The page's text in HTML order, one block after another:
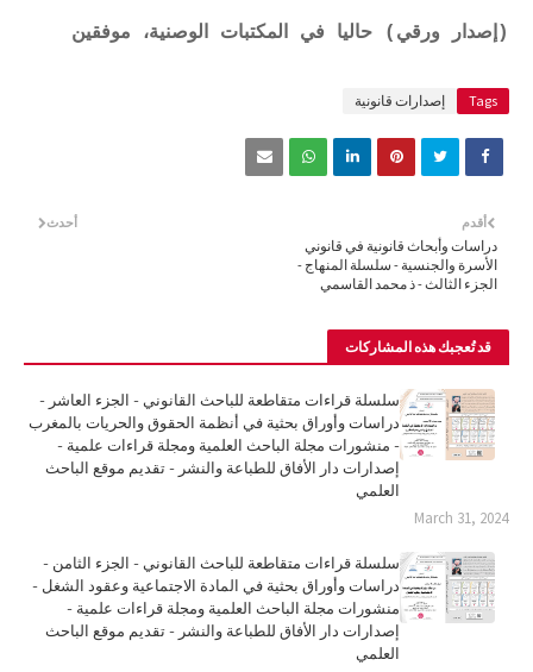
(إصدار ورقي) حاليا في المكتبات الوصنية، موفقين
Tags إصدارات قانونية
أحدث أقدم
دراسات وأبحاث قانونية في قانوني
الأسرة والجنسية - سلسلة المنهاج -
الجزء الثالث - ذ محمد القاسمي
قد تُعجبك هذه المشاركات
سلسلة قراءات متقاطعة للباحث القانوني - الجزء العاشر -
دراسات وأوراق بحثية في أنظمة الحقوق والحريات بالمغرب
- منشورات مجلة الباحث العلمية ومجلة قراءات علمية -
إصدارات دار الأفاق للطباعة والنشر - تقديم موقع الباحث
العلمي
March 31, 2024
سلسلة قراءات متقاطعة للباحث القانوني - الجزء الثامن -
دراسات وأوراق بحثية في المادة الاجتماعية وعقود الشغل -
منشورات مجلة الباحث العلمية ومجلة قراءات علمية -
إصدارات دار الأفاق للطباعة والنشر - تقديم موقع الباحث
العلمي